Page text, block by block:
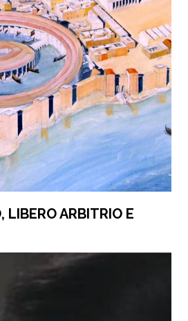
LIBERO ARBITRIO E